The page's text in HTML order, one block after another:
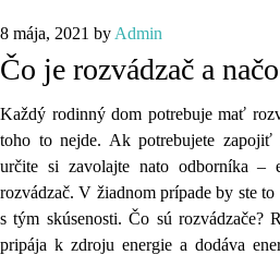
8 mája, 2021 by Admin
Čo je rozvádzač a
Každý rodinný dom potrebuje mať
toho to nejde. Ak potrebujete zapojiť
určite si zavolajte nato odborníka –
rozvádzač. V žiadnom prípade by ste
s tým skúsenosti. Čo sú rozvádzače?
pripája k zdroju energie a dodáva